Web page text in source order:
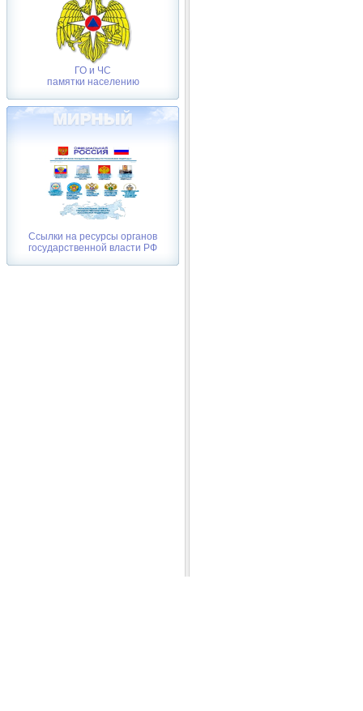
ГО и ЧС
памятки населению
Ссылки на ресурсы органов
государственной власти РФ